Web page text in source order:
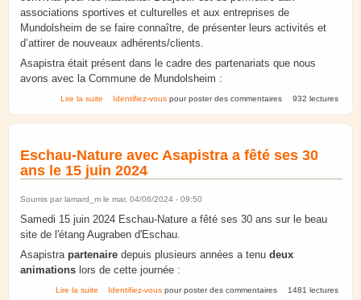
associations sportives et culturelles et aux entreprises de
Mundolsheim de se faire connaître, de présenter leurs activités et
d’attirer de nouveaux adhérents/clients.
Asapistra était présent dans le cadre des partenariats que nous
avons avec la Commune de Mundolsheim :
Lire la suite de Août 2025. Mundolsheim. Festi Forum.
Identifiez-vous pour poster des commentaires 932 lectures
Eschau-Nature avec Asapistra a fêté ses 30
ans le 15 juin 2024
Soumis par lamard_m le mar, 04/06/2024 - 09:50
Samedi 15 juin 2024 Eschau-Nature a fêté ses 30 ans sur le beau
site de l'étang Augraben d'Eschau.
Asapistra partenaire depuis plusieurs années a tenu deux
animations lors de cette journée :
Lire la suite de Eschau-Nature avec Asapistra a fêté ses 30 ans le 15 juin 2024
Identifiez-vous pour poster des commentaires 1481 lectures